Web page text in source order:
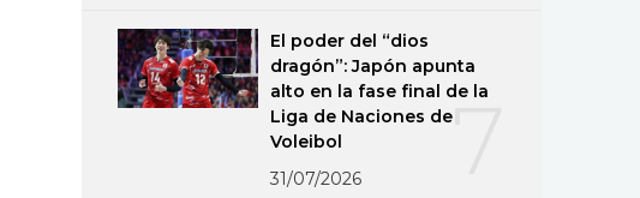
7
El poder del “dios
dragón”: Japón apunta
alto en la fase final de la
Liga de Naciones de
Voleibol
31/07/2026